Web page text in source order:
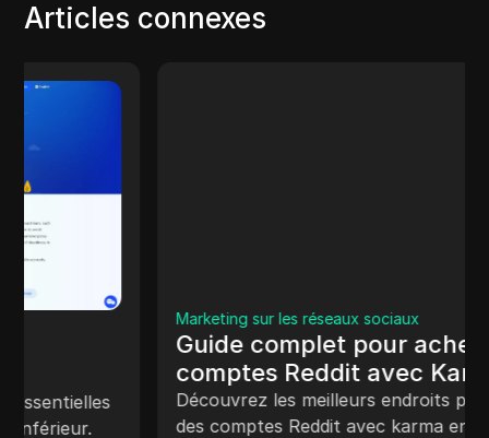
Articles connexes
Marketing sur les réseaux sociaux
Guide complet pour acheter des
comptes Reddit avec Karma (sites
Web et conseils)
Découvrez les meilleurs endroits pour acheter
des comptes Reddit avec karma en 2025. Ce